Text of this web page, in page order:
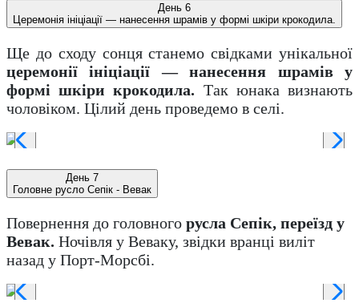
День 6
Церемонія ініціації — нанесення шрамів у формі шкіри крокодила.
Ще до сходу сонця станемо свідками унікальної
церемонії ініціації — нанесення шрамів у
формі шкіри крокодила. Так юнака визнають
чоловіком. Цілий день проведемо в селі.
День 7
Головне русло Сепік - Вевак
Повернення до головного русла Сепік, переїзд у
Вевак. Ночівля у Веваку, звідки вранці виліт
назад у Порт-Морсбі.